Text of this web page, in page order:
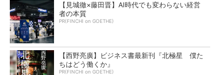
【見城徹×藤田晋】AI時代でも変わらない経営
者の本質
PR(FINCHI on GOETHE)
【西野亮廣】ビジネス書最新刊『北極星 僕た
ちはどう働くか』
PR(FINCHI on GOETHE)